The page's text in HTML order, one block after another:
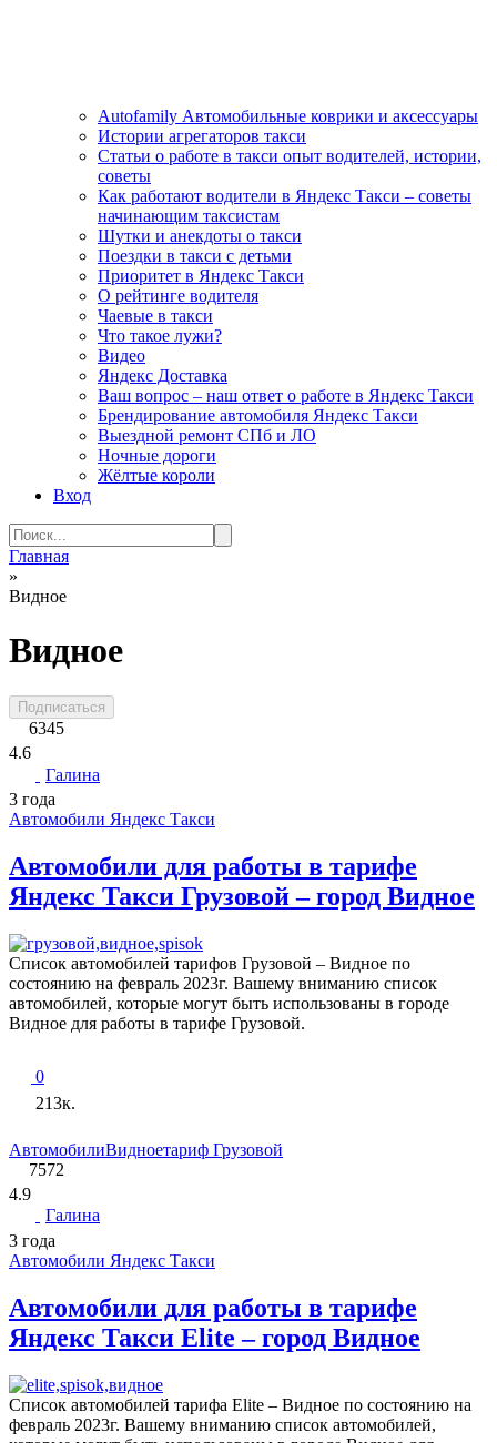
Autofamily Автомобильные коврики и аксессуары
Истории агрегаторов такси
Статьи о работе в такси опыт водителей, истории,
советы
Как работают водители в Яндекс Такси – советы
начинающим таксистам
Шутки и анекдоты о такси
Поездки в такси с детьми
Приоритет в Яндекс Такси
О рейтинге водителя
Чаевые в такси
Что такое лужи?
Видео
Яндекс Доставка
Ваш вопрос – наш ответ о работе в Яндекс Такси
Брендирование автомобиля Яндекс Такси
Выездной ремонт СПб и ЛО
Ночные дороги
Жёлтые короли
Вход
Search
for:
Главная
»
Видное
Видное
Подписаться
6345
4.6
Галина
3 года
Автомобили Яндекс Такси
Автомобили для работы в тарифе
Яндекс Такси Грузовой – город Видное
Список автомобилей тарифов Грузовой – Видное по
состоянию на февраль 2023г. Вашему вниманию список
автомобилей, которые могут быть использованы в городе
Видное для работы в тарифе Грузовой.
0
213к.
АвтомобилиВидноетариф Грузовой
7572
4.9
Галина
3 года
Автомобили Яндекс Такси
Автомобили для работы в тарифе
Яндекс Такси Elite – город Видное
Список автомобилей тарифа Elite – Видное по состоянию на
февраль 2023г. Вашему вниманию список автомобилей,